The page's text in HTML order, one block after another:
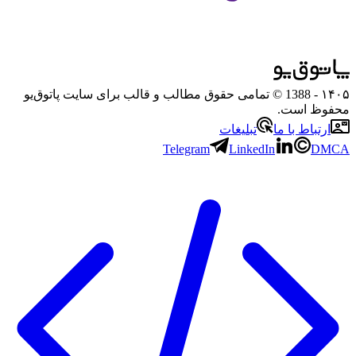
۱۴۰۵
- 1388 © تمامی حقوق مطالب و قالب برای سایت پاتوق‌یو
محفوظ است.
ارتباط با ما
تبلیغات
Telegram
LinkedIn DMCA